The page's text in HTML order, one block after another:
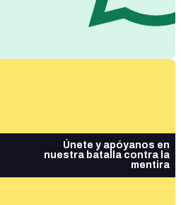
Únete y apóyanos en
nuestra batalla contra la
mentira